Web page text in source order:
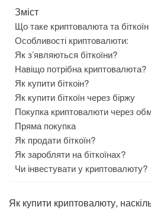
Зміст
Що таке криптовалюта та біткоїн
Особливості криптовалюти:
Як з’являються біткоїни?
Навіщо потрібна криптовалюта?
Як купити біткоін?
Як купити біткоїн через біржу
Покупка криптовалюти через
Пряма покупка
Як продати біткоїн?
Як заробляти на біткоїнах?
Чи інвестувати у криптовалюту?
Як купити криптовалюту,